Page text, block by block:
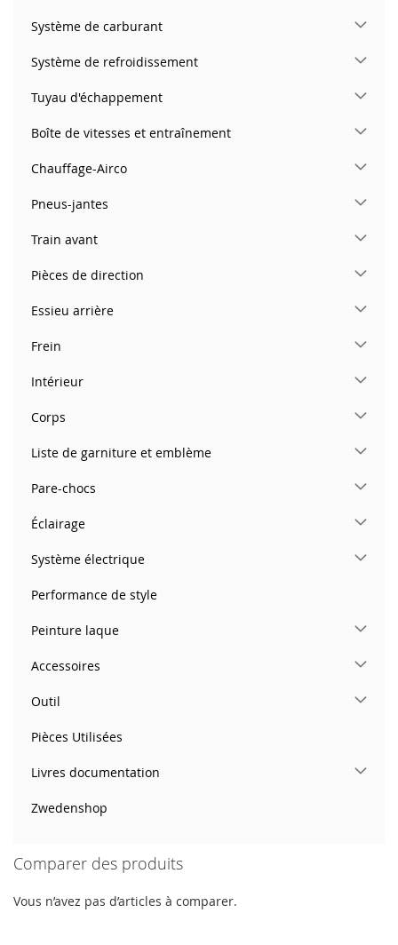
Système de carburant
Système de refroidissement
Tuyau d'échappement
Boîte de vitesses et entraînement
Chauffage-Airco
Pneus-jantes
Train avant
Pièces de direction
Essieu arrière
Frein
Intérieur
Corps
Liste de garniture et emblème
Pare-chocs
Éclairage
Système électrique
Performance de style
Peinture laque
Accessoires
Outil
Pièces Utilisées
Livres documentation
Zwedenshop
Comparer des produits
Vous n’avez pas d’articles à comparer.